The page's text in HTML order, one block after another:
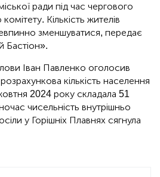
ради під час чергового
Кількість жителів
зменшуватися, передає
Бастіон».
Іван Павленко оголосив
кількість населення
2024 року складала 51
чисельність внутрішньо
у Горішніх Плавнях сягнула